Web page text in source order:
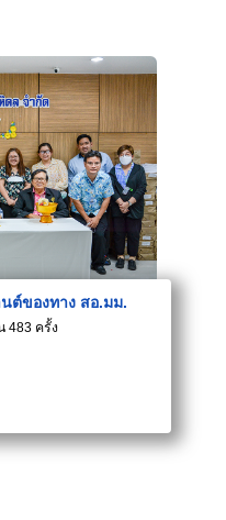
ต์ของทาง สอ.มม.
483 ครั้ง